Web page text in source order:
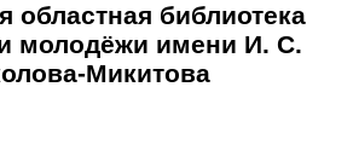
областная библиотека
молодёжи имени И. С.
Микитова